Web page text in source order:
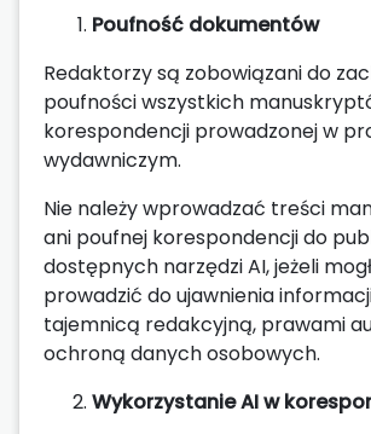
Poufność dokumentów
Redaktorzy są zobowiązani do
poufności wszystkich
korespondencji prowadzonej w
wydawniczym.
Nie należy wprowadzać treści
ani poufnej korespondencji do
dostępnych narzędzi AI, jeżeli
prowadzić do ujawnienia
tajemnicą redakcyjną, prawami
ochroną danych osobowych.
Wykorzystanie AI w